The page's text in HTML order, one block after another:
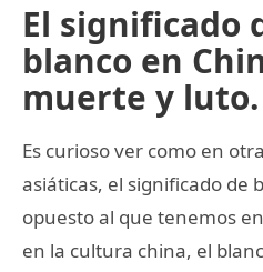
El significado
blanco en
muerte y luto.
Es curioso ver como en
asiáticas, el significado de
opuesto al que tenemos
en la cultura china, el